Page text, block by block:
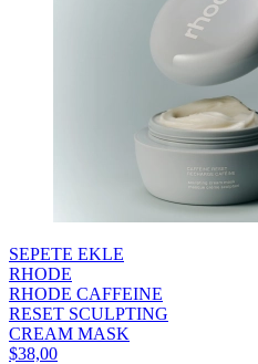
SEPETE EKLE
RHODE
RHODE CAFFEINE
RESET SCULPTING
CREAM MASK
$38,00